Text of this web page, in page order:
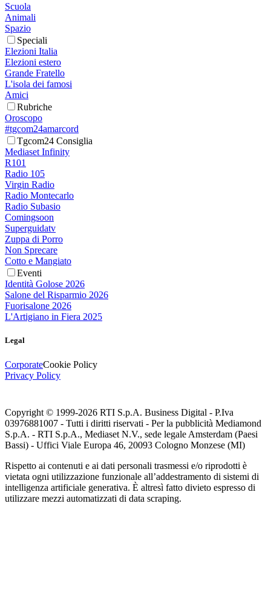
Scuola
Animali
Spazio
Speciali
Elezioni Italia
Elezioni estero
Grande Fratello
L'isola dei famosi
Amici
Rubriche
Oroscopo
#tgcom24amarcord
Tgcom24 Consiglia
Mediaset Infinity
R101
Radio 105
Virgin Radio
Radio Montecarlo
Radio Subasio
Comingsoon
Superguidatv
Zuppa di Porro
Non Sprecare
Cotto e Mangiato
Eventi
Identità Golose 2026
Salone del Risparmio 2026
Fuorisalone 2026
L'Artigiano in Fiera 2025
Legal
CorporateCookie Policy
Privacy Policy
Copyright © 1999-2026 RTI S.p.A. Business Digital - P.Iva
03976881007 - Tutti i diritti riservati - Per la pubblicità Mediamond
S.p.A. - RTI S.p.A., Mediaset N.V., sede legale Amsterdam (Paesi
Bassi) - Uffici Viale Europa 46, 20093 Cologno Monzese (MI)
Rispetto ai contenuti e ai dati personali trasmessi e/o riprodotti è
vietata ogni utilizzazione funzionale all’addestramento di sistemi di
intelligenza artificiale generativa. È altresì fatto divieto espresso di
utilizzare mezzi automatizzati di data scraping.